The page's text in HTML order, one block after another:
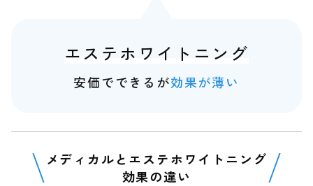
エステホワイトニング
安価でできるが効果が薄い
メディカルとエステホワイトニング
効果の違い